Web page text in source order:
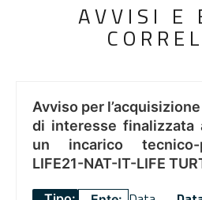
AVVISI E
Avviso per
di interesse finalizzata
un incarico tecnico-
LIFE21-NAT-IT-LIFE